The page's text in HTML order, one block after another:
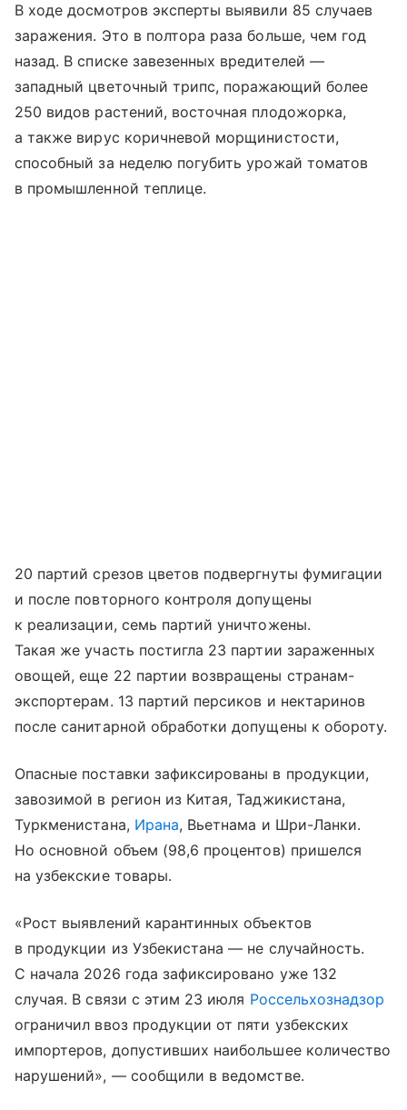
В ходе досмотров эксперты выявили 85 случаев
заражения. Это в полтора раза больше, чем год
назад. В списке завезенных вредителей —
западный цветочный трипс, поражающий более
250 видов растений, восточная плодожорка,
а также вирус коричневой морщинистости,
способный за неделю погубить урожай томатов
в промышленной теплице.
20 партий срезов цветов подвергнуты фумигации
и после повторного контроля допущены
к реализации, семь партий уничтожены.
Такая же участь постигла 23 партии зараженных
овощей, еще 22 партии возвращены странам-
экспортерам. 13 партий персиков и нектаринов
после санитарной обработки допущены к обороту.
Опасные поставки зафиксированы в продукции,
завозимой в регион из Китая, Таджикистана,
Туркменистана, Ирана, Вьетнама и Шри-Ланки.
Но основной объем (98,6 процентов) пришелся
на узбекские товары.
«Рост выявлений карантинных объектов
в продукции из Узбекистана — не случайность.
С начала 2026 года зафиксировано уже 132
случая. В связи с этим 23 июля Россельхознадзор
ограничил ввоз продукции от пяти узбекских
импортеров, допустивших наибольшее количество
нарушений», — сообщили в ведомстве.